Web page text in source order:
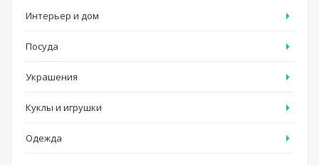
Интерьер и дом
Посуда
Украшения
Куклы и игрушки
Одежда